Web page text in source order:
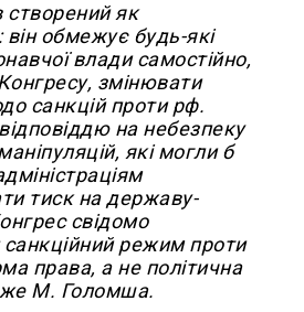
створений як
він обмежує будь-які
влади самостійно,
змінювати
санкцій проти рф.
на небезпеку
які могли б
тиск на державу-
свідомо
санкційний режим проти
права, а не політична
М. Голомша.